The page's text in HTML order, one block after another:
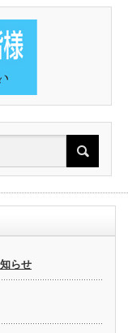
らせ